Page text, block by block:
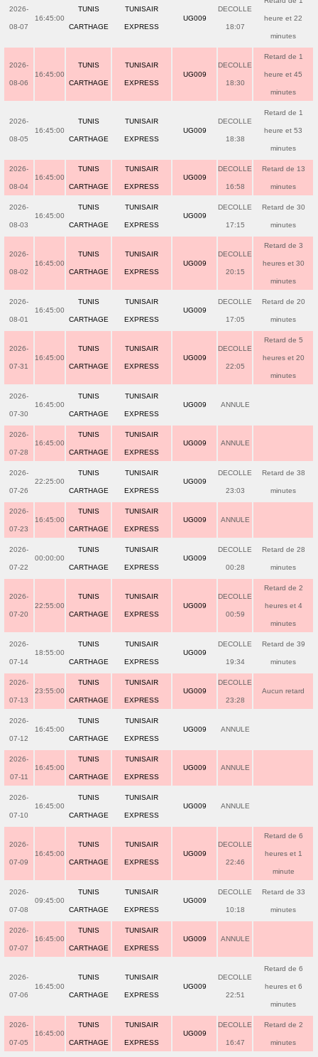
2026-
08-07
16:45:00
TUNIS
CARTHAGE
TUNISAIR
EXPRESS
UG009
DECOLLE
18:07
heure et 22
minutes
2026-
08-06
16:45:00
TUNIS
CARTHAGE
TUNISAIR
EXPRESS
UG009
DECOLLE
18:30
Retard de 1
heure et 45
minutes
2026-
08-05
16:45:00
TUNIS
CARTHAGE
TUNISAIR
EXPRESS
UG009
DECOLLE
18:38
Retard de 1
heure et 53
minutes
2026-
08-04
16:45:00
TUNIS
CARTHAGE
TUNISAIR
EXPRESS
UG009
DECOLLE
16:58
Retard de 13
minutes
2026-
08-03
16:45:00
TUNIS
CARTHAGE
TUNISAIR
EXPRESS
UG009
DECOLLE
17:15
Retard de 30
minutes
2026-
08-02
16:45:00
TUNIS
CARTHAGE
TUNISAIR
EXPRESS
UG009
DECOLLE
20:15
Retard de 3
heures et 30
minutes
2026-
08-01
16:45:00
TUNIS
CARTHAGE
TUNISAIR
EXPRESS
UG009
DECOLLE
17:05
Retard de 20
minutes
2026-
07-31
16:45:00
TUNIS
CARTHAGE
TUNISAIR
EXPRESS
UG009
DECOLLE
22:05
Retard de 5
heures et 20
minutes
2026-
07-30
16:45:00
TUNIS
CARTHAGE
TUNISAIR
EXPRESS
UG009 ANNULE
2026-
07-28
16:45:00
TUNIS
CARTHAGE
TUNISAIR
EXPRESS
UG009 ANNULE
2026-
07-26
22:25:00
TUNIS
CARTHAGE
TUNISAIR
EXPRESS
UG009
DECOLLE
23:03
Retard de 38
minutes
2026-
07-23
16:45:00
TUNIS
CARTHAGE
TUNISAIR
EXPRESS
UG009 ANNULE
2026-
07-22
00:00:00
TUNIS
CARTHAGE
TUNISAIR
EXPRESS
UG009
DECOLLE
00:28
Retard de 28
minutes
2026-
07-20
22:55:00
TUNIS
CARTHAGE
TUNISAIR
EXPRESS
UG009
DECOLLE
00:59
Retard de 2
heures et 4
minutes
2026-
07-14
18:55:00
TUNIS
CARTHAGE
TUNISAIR
EXPRESS
UG009
DECOLLE
19:34
Retard de 39
minutes
2026-
07-13
23:55:00
TUNIS
CARTHAGE
TUNISAIR
EXPRESS
UG009
DECOLLE
23:28
Aucun retard
2026-
07-12
16:45:00
TUNIS
CARTHAGE
TUNISAIR
EXPRESS
UG009 ANNULE
2026-
07-11
16:45:00
TUNIS
CARTHAGE
TUNISAIR
EXPRESS
UG009 ANNULE
2026-
07-10
16:45:00
TUNIS
CARTHAGE
TUNISAIR
EXPRESS
UG009 ANNULE
2026-
07-09
16:45:00
TUNIS
CARTHAGE
TUNISAIR
EXPRESS
UG009
DECOLLE
22:46
Retard de 6
heures et 1
minute
2026-
07-08
09:45:00
TUNIS
CARTHAGE
TUNISAIR
EXPRESS
UG009
DECOLLE
10:18
Retard de 33
minutes
2026-
07-07
16:45:00
TUNIS
CARTHAGE
TUNISAIR
EXPRESS
UG009 ANNULE
2026-
07-06
16:45:00
TUNIS
CARTHAGE
TUNISAIR
EXPRESS
UG009
DECOLLE
22:51
Retard de 6
heures et 6
minutes
2026-
07-05
16:45:00
TUNIS
CARTHAGE
TUNISAIR
EXPRESS
UG009
DECOLLE
16:47
Retard de 2
minutes